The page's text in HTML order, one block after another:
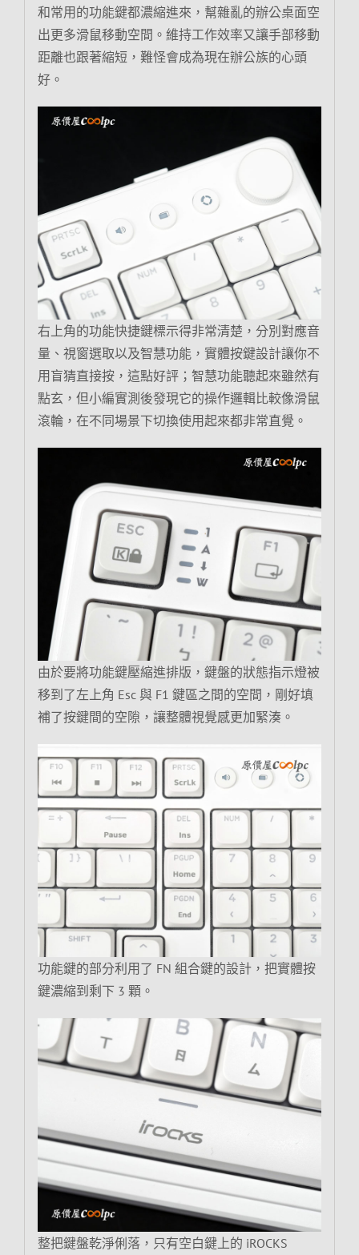
和常用的功能鍵都濃縮進來，幫雜亂的辦公桌面空
出更多滑鼠移動空間。維持工作效率又讓手部移動
距離也跟著縮短，難怪會成為現在辦公族的心頭
好。
右上角的功能快捷鍵標示得非常清楚，分別對應音
量、視窗選取以及智慧功能，實體按鍵設計讓你不
用盲猜直接按，這點好評；智慧功能聽起來雖然有
點玄，但小編實測後發現它的操作邏輯比較像滑鼠
滾輪，在不同場景下切換使用起來都非常直覺。
由於要將功能鍵壓縮進排版，鍵盤的狀態指示燈被
移到了左上角 Esc 與 F1 鍵區之間的空間，剛好填
補了按鍵間的空隙，讓整體視覺感更加緊湊。
功能鍵的部分利用了 FN 組合鍵的設計，把實體按
鍵濃縮到剩下 3 顆。
整把鍵盤乾淨俐落，只有空白鍵上的 iROCKS